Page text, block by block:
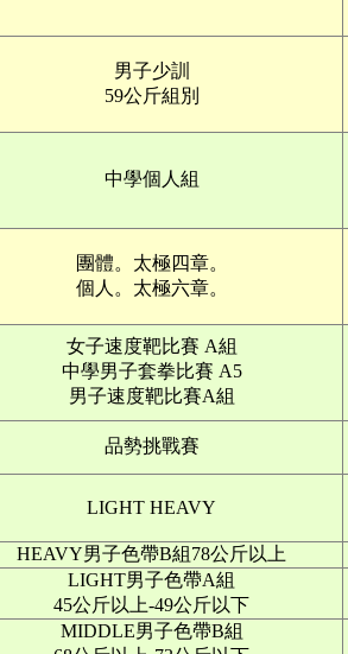
男子少訓
59公斤組別
中學個人組
團體。太極四章。
個人。太極六章。
女子速度靶比賽 A組
中學男子套拳比賽 A5
男子速度靶比賽A組
品勢挑戰賽
LIGHT HEAVY
HEAVY男子色帶B組78公斤以上
LIGHT男子色帶A組
45公斤以上-49公斤以下
MIDDLE男子色帶B組